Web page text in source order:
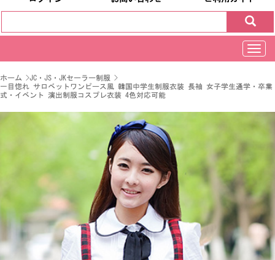
切
换
航
ホーム >JC・JS・JKセーラー制服 >
一目惚れ サロベットワンピース風 韓国中学生制服衣装 長袖 女子学生通学・卒業
式・イベント 演出制服コスプレ衣装 4色対応可能